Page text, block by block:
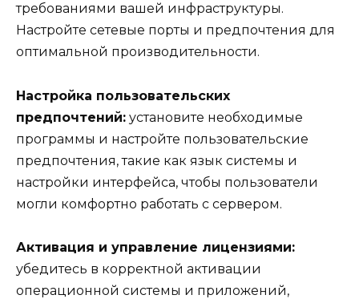
требованиями вашей инфраструктуры.
Настройте сетевые порты и предпочтения для
оптимальной производительности.
Настройка пользовательских
предпочтений: установите необходимые
программы и настройте пользовательские
предпочтения, такие как язык системы и
настройки интерфейса, чтобы пользователи
могли комфортно работать с сервером.
Активация и управление лицензиями:
убедитесь в корректной активации
операционной системы и приложений,